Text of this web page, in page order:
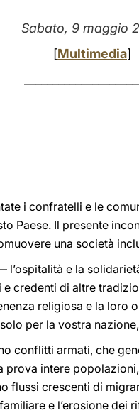
Sabato, 9 maggio
[Multimedia]
i confratelli e le
Paese. Il presente
una società
l’ospitalità e la
credenti di altre
religiosa e la loro
per la vostra
conflitti armati, che
intere
flussi crescenti di
e l’erosione